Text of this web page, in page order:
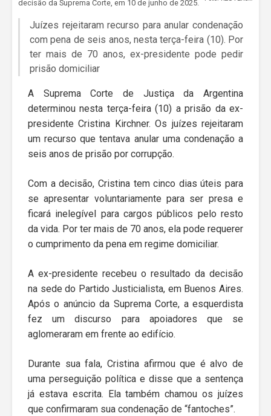
decisão da Suprema Corte, em 10 de junho de 2025.
Juízes rejeitaram recurso para anular condenação
com pena de seis anos, nesta terça-feira (10). Por
ter mais de 70 anos, ex-presidente pode pedir
prisão domiciliar
A Suprema Corte de Justiça da Argentina
determinou nesta terça-feira (10) a prisão da ex-
presidente Cristina Kirchner. Os juízes rejeitaram
um recurso que tentava anular uma condenação a
seis anos de prisão por corrupção.
Com a decisão, Cristina tem cinco dias úteis para
se apresentar voluntariamente para ser presa e
ficará inelegível para cargos públicos pelo resto
da vida. Por ter mais de 70 anos, ela pode requerer
o cumprimento da pena em regime domiciliar.
A ex-presidente recebeu o resultado da decisão
na sede do Partido Justicialista, em Buenos Aires.
Após o anúncio da Suprema Corte, a esquerdista
fez um discurso para apoiadores que se
aglomeraram em frente ao edifício.
Durante sua fala, Cristina afirmou que é alvo de
uma perseguição política e disse que a sentença
já estava escrita. Ela também chamou os juízes
que confirmaram sua condenação de “fantoches”.